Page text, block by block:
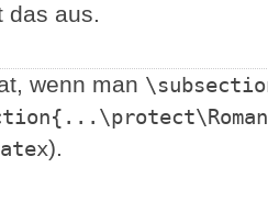
das aus.
wenn man
).